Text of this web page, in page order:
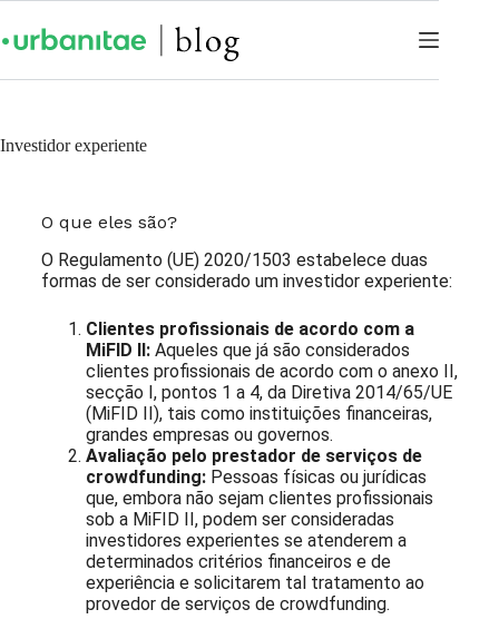
Investidor experiente
O que eles são?
O Regulamento (UE) 2020/1503 estabelece duas
formas de ser considerado um investidor experiente:
Clientes profissionais de acordo com a
MiFID II:Aqueles que já são considerados
clientes profissionais de acordo com o anexo II,
secção I, pontos 1 a 4, da Diretiva 2014/65/UE
(MiFID II), tais como instituições financeiras,
grandes empresas ou governos.
Avaliação pelo prestador de serviços de
crowdfunding:Pessoas físicas ou jurídicas
que, embora não sejam clientes profissionais
sob a MiFID II, podem ser consideradas
investidores experientes se atenderem a
determinados critérios financeiros e de
experiência e solicitarem tal tratamento ao
provedor de serviços de crowdfunding.